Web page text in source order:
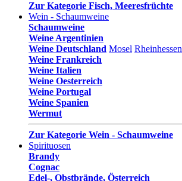
Zur Kategorie Fisch, Meeresfrüchte
Wein - Schaumweine
Schaumweine
Weine Argentinien
Weine Deutschland Mosel Rheinhessen
Weine Frankreich
Weine Italien
Weine Oesterreich
Weine Portugal
Weine Spanien
Wermut
Zur Kategorie Wein - Schaumweine
Spirituosen
Brandy
Cognac
Edel-, Obstbrände, Österreich